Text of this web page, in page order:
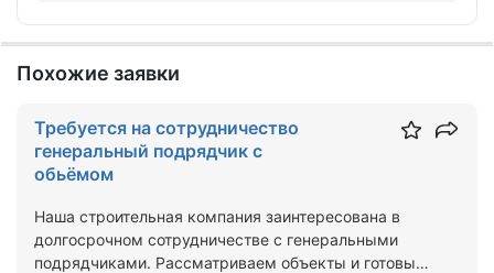
Похожие заявки
Требуется на сотрудничество
генеральный подрядчик с
обьёмом
Наша строительная компания заинтересована в
долгосрочном сотрудничестве с генеральными
подрядчиками. Рассматриваем объекты и готовы